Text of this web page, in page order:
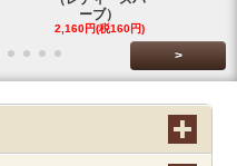
ーブ）
2,160円(税160円)
>